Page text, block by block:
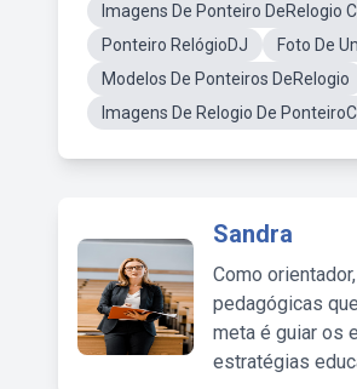
Imagens De Ponteiro DeRelogio
Ponteiro RelógioDJ
Foto De
Modelos De Ponteiros DeRelogio
Imagens De Relogio De
Sandra
Como
pedagógicas
meta é guiar os
estratégias